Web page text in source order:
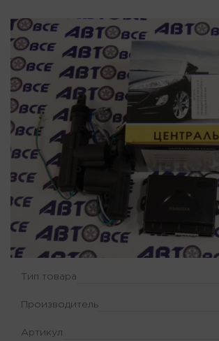
Тип товара
Производитель
Артикул